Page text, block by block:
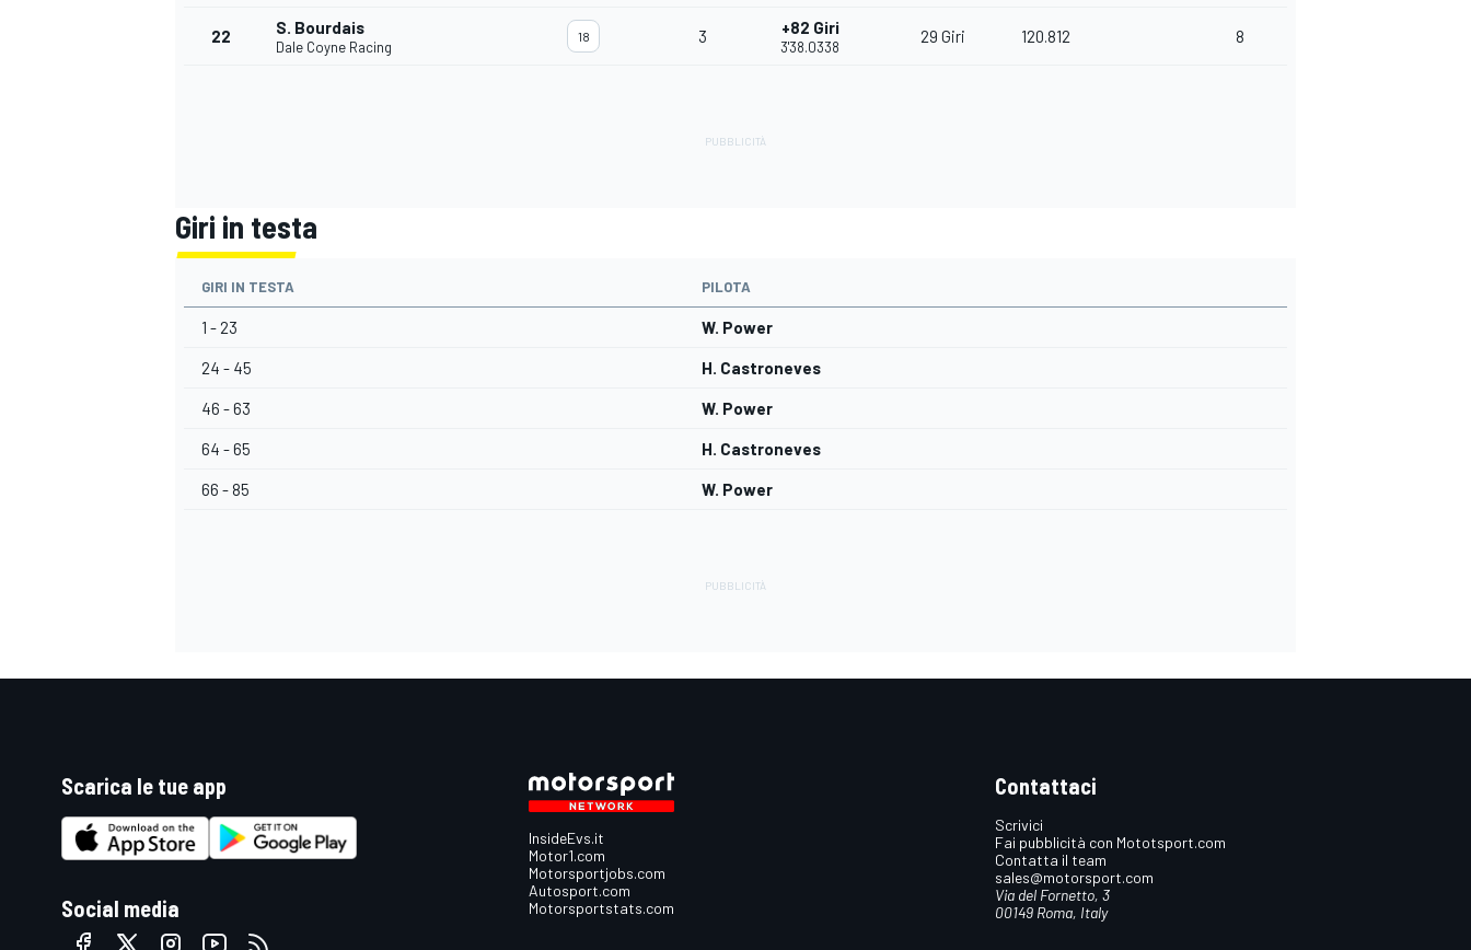
ENDURANCE/GT
22 S. Bourdais
Dale Coyne Racing
18 3 +82 Giri
3'38.0338
29 Giri 120.812 8
Giri in testa
GIRI IN TESTA PILOTA
1 - 23 W. Power
24 - 45 H. Castroneves
46 - 63 W. Power
64 - 65 H. Castroneves
66 - 85 W. Power
Scarica le tue app
Social media
InsideEvs.it
Motor1.com
Motorsportjobs.com
Autosport.com
Motorsportstats.com
Contattaci
Scrivici
Fai pubblicità con Mototsport.com
Contatta il team
sales@motorsport.com
Via del Fornetto, 3
00149 Roma, Italy